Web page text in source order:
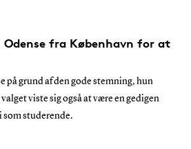
fra København for at
på grund af den gode stemning, hun
viste sig også at være en gedigen
som studerende.